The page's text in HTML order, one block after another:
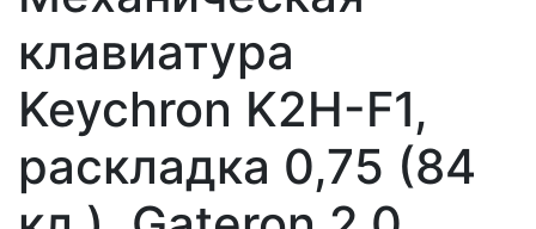
клавиатура
Keychron K2H-F1,
раскладка 0,75 (84